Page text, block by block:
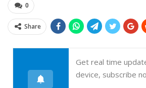
0
Share
Get real time
device, subscribe